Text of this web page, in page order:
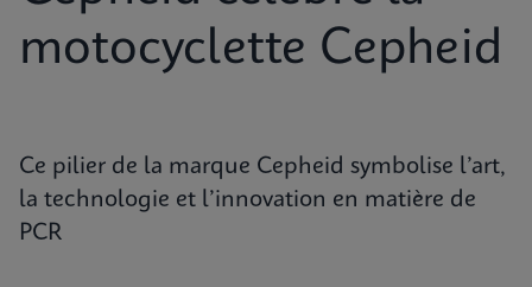
motocyclette Cepheid
Ce pilier de la marque Cepheid symbolise l’art,
la technologie et l’innovation en matière de
PCR